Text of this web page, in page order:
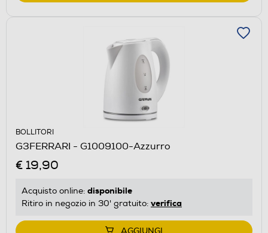
BOLLITORI
G3FERRARI - G1009100-Azzurro
€ 19,90
Acquisto online: disponibile
Ritiro in negozio in 30' gratuito: verifica
AGGIUNGI